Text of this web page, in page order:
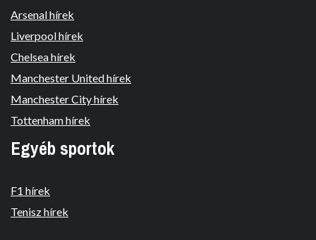
Arsenal hírek
Liverpool hírek
Chelsea hírek
Manchester United hírek
Manchester City hírek
Tottenham hírek
Egyéb sportok
F1 hírek
Tenisz hírek